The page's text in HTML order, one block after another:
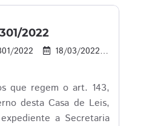
2022
2022 18/03/2022
que regem o art. 143,
desta Casa de Leis,
a Secretaria